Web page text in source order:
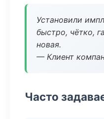
Установили
быстро, чётко,
новая.
— Клиент
Часто